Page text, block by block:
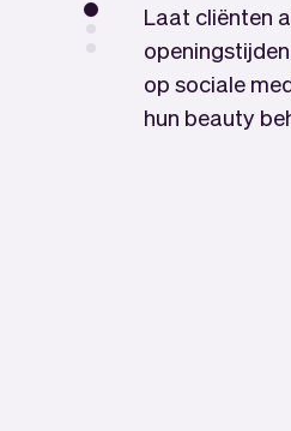
Laat cliënten
op sociale
hun beauty